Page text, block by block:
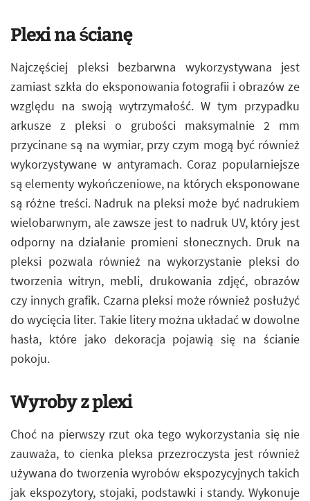
Plexi na ścianę
Najczęściej pleksi bezbarwna wykorzystywana jest
zamiast szkła do eksponowania fotografii i obrazów ze
względu na swoją wytrzymałość. W tym przypadku
arkusze z pleksi o grubości maksymalnie 2 mm
przycinane są na wymiar, przy czym mogą być również
wykorzystywane w antyramach. Coraz popularniejsze
są elementy wykończeniowe, na których eksponowane
są różne treści. Nadruk na pleksi może być nadrukiem
wielobarwnym, ale zawsze jest to nadruk UV, który jest
odporny na działanie promieni słonecznych. Druk na
pleksi pozwala również na wykorzystanie pleksi do
tworzenia witryn, mebli, drukowania zdjęć, obrazów
czy innych grafik. Czarna pleksi może również posłużyć
do wycięcia liter. Takie litery można układać w dowolne
hasła, które jako dekoracja pojawią się na ścianie
pokoju.
Wyroby z plexi
Choć na pierwszy rzut oka tego wykorzystania się nie
zauważa, to cienka pleksa przezroczysta jest również
używana do tworzenia wyrobów ekspozycyjnych takich
jak ekspozytory, stojaki, podstawki i standy. Wykonuje